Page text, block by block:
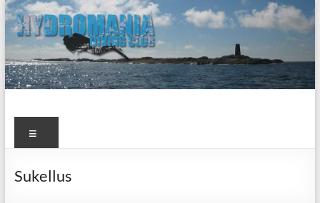
Skip
to
content
Sukellusseura
Hydromania
Sukellus